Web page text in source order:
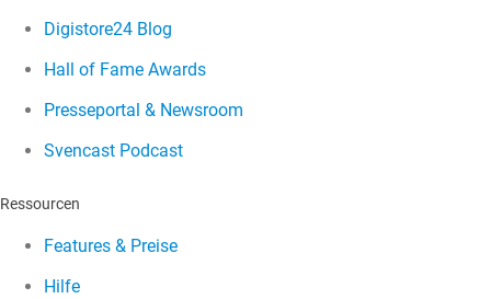
Digistore24 Blog
Hall of Fame Awards
Presseportal & Newsroom
Svencast Podcast
Ressourcen
Features & Preise
Hilfe